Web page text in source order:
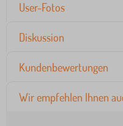
User-Fotos
Diskussion
Kundenbewertungen
Wir empfehlen Ihnen